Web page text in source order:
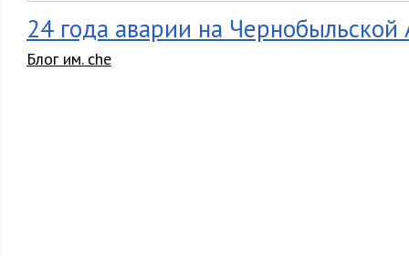
24 года аварии на
Блог им. che